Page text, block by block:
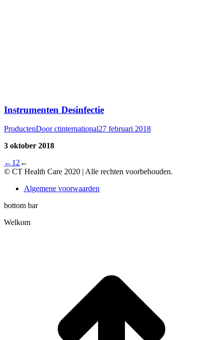
Instrumenten Desinfectie
ProductenDoorctinternational27 februari 2018
3 oktober 2018
← 1 2 ←
© CT Health Care 2020 | Alle rechten voorbehouden.
Algemene voorwaarden
bottom bar
Welkom